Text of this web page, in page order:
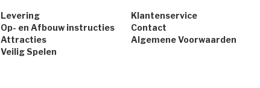
Levering
Op- en Afbouw instructies
Attracties
Veilig Spelen
Klantenservice
Contact
Algemene Voorwaarden